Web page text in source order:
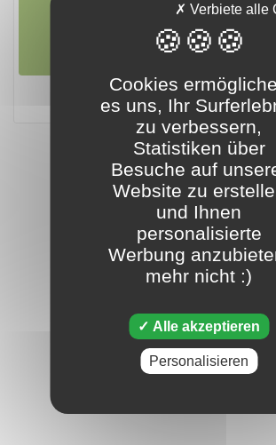
05. märz
Tripeaks - 05. märz 2024
Cookies
es uns, Ihr
zu verbessern,
Statistiken über
Besuche auf
Website zu
und Ihnen
personalisierte
Werbung
mehr nicht :)
Alle akzeptieren
Verbiete alle
Personalisieren